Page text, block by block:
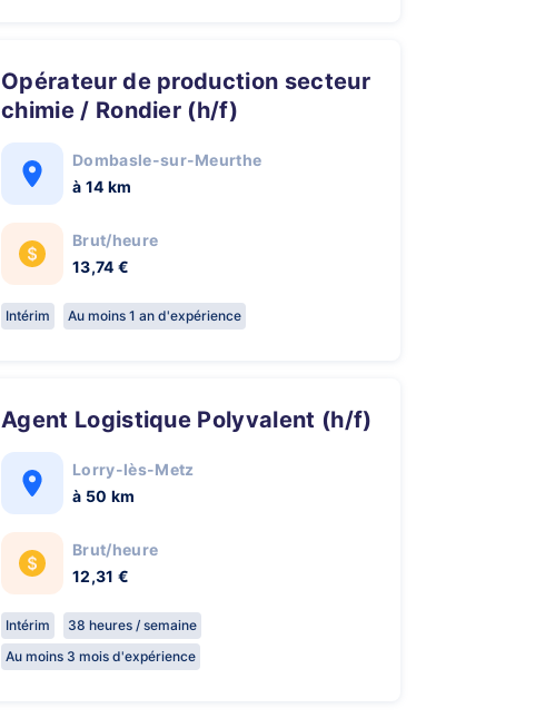
Opérateur de production secteur
chimie / Rondier (h/f)
Dombasle-sur-Meurthe
à 14 km
Brut/heure
13,74 €
Intérim Au moins 1 an d'expérience
Agent Logistique Polyvalent (h/f)
Lorry-lès-Metz
à 50 km
Brut/heure
12,31 €
Intérim
38 heures / semaine
Au moins 3 mois d'expérience